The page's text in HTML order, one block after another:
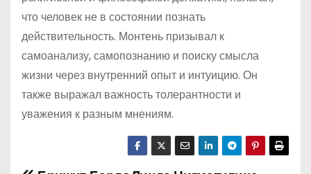
что человек не в состоянии познать
действительность. Монтень призывал к
самоанализу, самопознанию и поиску смысла
жизни через внутренний опыт и интуицию. Он
также выражал важность толерантности и
уважения к разным мнениям.